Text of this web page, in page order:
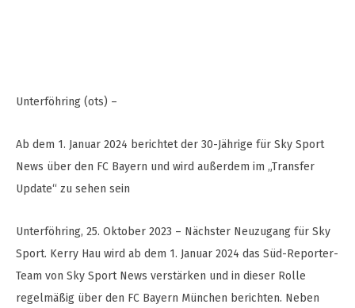
Unterföhring (ots) –
Ab dem 1. Januar 2024 berichtet der 30-Jährige für Sky Sport
News über den FC Bayern und wird außerdem im „Transfer
Update“ zu sehen sein
Unterföhring, 25. Oktober 2023 – Nächster Neuzugang für Sky
Sport. Kerry Hau wird ab dem 1. Januar 2024 das Süd-Reporter-
Team von Sky Sport News verstärken und in dieser Rolle
regelmäßig über den FC Bayern München berichten. Neben